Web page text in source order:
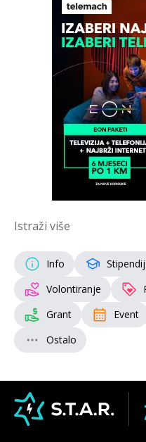
Istraži više
Info
Volontiranje
Grant
Event
Ostalo